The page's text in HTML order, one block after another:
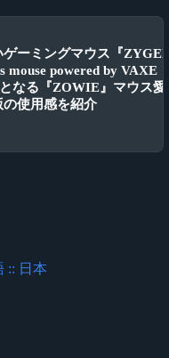
ゲーミングマウス『
mouse powered by VAXE
なる『ZOWIE』マウス愛
の使用感を紹介
:: 日本